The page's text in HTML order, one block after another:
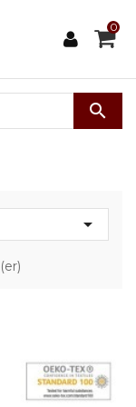
0

